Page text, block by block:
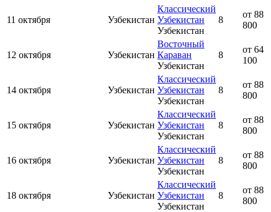
11 октября Узбекистан
Классический
Узбекистан
Узбекистан
8
от 88
800
12 октября Узбекистан
Восточный
Караван
Узбекистан
8
от 64
100
14 октября Узбекистан
Классический
Узбекистан
Узбекистан
8
от 88
800
15 октября Узбекистан
Классический
Узбекистан
Узбекистан
8
от 88
800
16 октября Узбекистан
Классический
Узбекистан
Узбекистан
8
от 88
800
18 октября Узбекистан
Классический
Узбекистан
Узбекистан
8
от 88
800